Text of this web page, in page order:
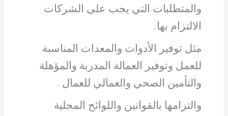
والمتطلبات التي يجب على الشركات
الالتزام بها.
مثل توفير الأدوات والمعدات المناسبة
للعمل وتوفير العمالة المدربة والمؤهلة
والتأمين الصحي والعمالي للعمال .
والتزامها بالقوانين واللوائح المحلية